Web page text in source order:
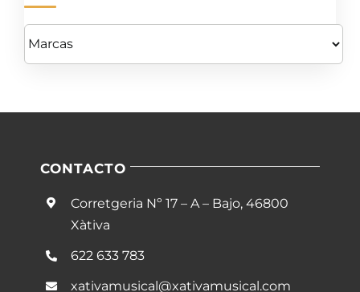
CONTACTO
Corretgeria Nº 17 – A – Bajo, 46800
Xàtiva
622 633 783
xativamusical@xativamusical.com